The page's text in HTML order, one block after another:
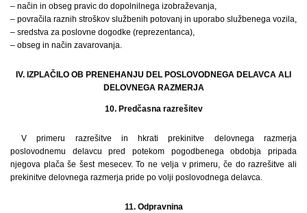
– način in obseg pravic do dopolnilnega izobraževanja,
– povračila raznih stroškov službenih potovanj in uporabo službenega vozila,
– sredstva za poslovne dogodke (reprezentanca),
– obseg in način zavarovanja.
IV. IZPLAČILO OB PRENEHANJU DEL POSLOVODNEGA DELAVCA ALI
DELOVNEGA RAZMERJA
10. Predčasna razrešitev
V primeru razrešitve in hkrati prekinitve delovnega razmerja
poslovodnemu delavcu pred potekom pogodbenega obdobja pripada
njegova plača še šest mesecev. To ne velja v primeru, če do razrešitve ali
prekinitve delovnega razmerja pride po volji poslovodnega delavca.
11. Odpravnina